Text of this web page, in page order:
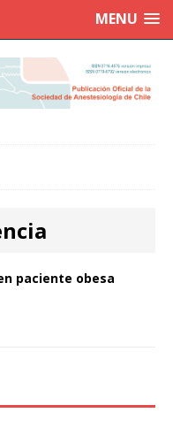
MENU
paciente obesa